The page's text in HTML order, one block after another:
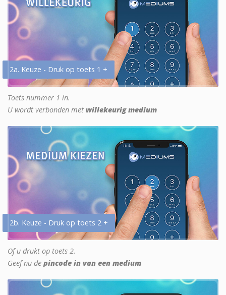
2a. Keuze - Druk op toets 1 +
Toets nummer 1 in.
U wordt verbonden met willekeurig medium
2b. Keuze - Druk op toets 2 +
Of u drukt op toets 2.
Geef nu de pincode in van een medium